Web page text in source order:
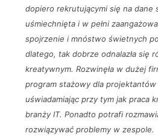
dopiero rekrutującymi się na dane
uśmiechnięta i w pełni
spojrzenie i mnóstwo świetnych
dlatego, tak dobrze odnalazła się
kreatywnym. Rozwinęła w dużej
program stażowy dla projektantów
uświadamiając przy tym jak praca
branży IT. Ponadto potrafi
rozwiązywać problemy w zespole.